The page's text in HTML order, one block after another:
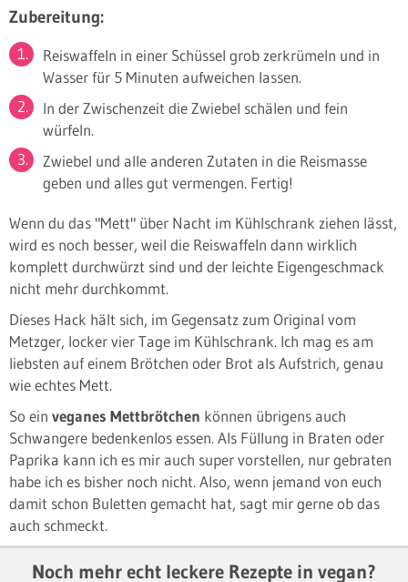
Zubereitung:
Reiswaffeln in einer Schüssel grob zerkrümeln und in
Wasser für 5 Minuten aufweichen lassen.
In der Zwischenzeit die Zwiebel schälen und fein
würfeln.
Zwiebel und alle anderen Zutaten in die Reismasse
geben und alles gut vermengen. Fertig!
Wenn du das "Mett" über Nacht im Kühlschrank ziehen lässt,
wird es noch besser, weil die Reiswaffeln dann wirklich
komplett durchwürzt sind und der leichte Eigengeschmack
nicht mehr durchkommt.
Dieses Hack hält sich, im Gegensatz zum Original vom
Metzger, locker vier Tage im Kühlschrank. Ich mag es am
liebsten auf einem Brötchen oder Brot als Aufstrich, genau
wie echtes Mett.
So ein veganes Mettbrötchen können übrigens auch
Schwangere bedenkenlos essen. Als Füllung in Braten oder
Paprika kann ich es mir auch super vorstellen, nur gebraten
habe ich es bisher noch nicht. Also, wenn jemand von euch
damit schon Buletten gemacht hat, sagt mir gerne ob das
auch schmeckt.
Noch mehr echt leckere Rezepte in vegan?